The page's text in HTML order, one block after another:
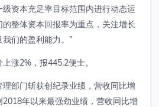
资本充足率目标范围内进行动态运
整体资本回报率为重点，关注增长
们的盈利能力。”
涨2%，报445.2便士。
部门斩获创纪录业绩，营收同比增
年以来最强劲业绩，营收同比增